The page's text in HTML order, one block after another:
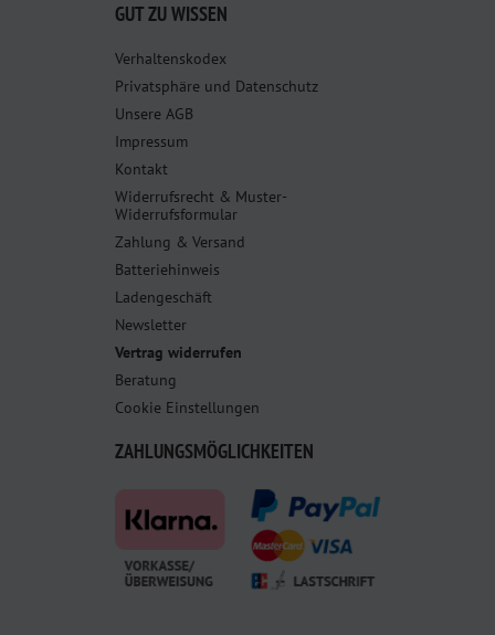
GUT ZU WISSEN
Verhaltenskodex
Privatsphäre und Datenschutz
Unsere AGB
Impressum
Kontakt
Widerrufsrecht & Muster-
Widerrufsformular
Zahlung & Versand
Batteriehinweis
Ladengeschäft
Newsletter
Vertrag widerrufen
Beratung
Cookie Einstellungen
ZAHLUNGSMÖGLICHKEITEN